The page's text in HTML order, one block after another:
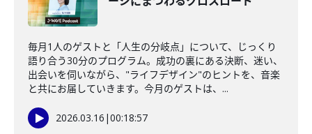
毎月1人のゲストと「人生の分岐点」について、じっくり
語り合う30分のプログラム。成功の裏にある決断、迷い、
出会いを伺いながら、"ライフデザイン"のヒントを、音楽
と共にお届していきます。今月のゲストは、...
2026.03.16 |00:18:57